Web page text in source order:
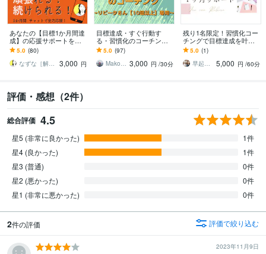
あなたの【目標1か月間達
成】の応援サポートをし
ます 【誰か人間に監視さ
れてるからこそ、頑張れ
る、続けられる！】
5.0 (80)
なずな［解きほぐし屋＆プロ応援屋］
3,000 円
目標達成・すぐ行動す
る・習慣化のコーチング
をします リピータさん（1
0回目〜）専用
5.0 (97)
Makoto Mishina（三品 誠） 3,000 円 /30分
残り1名限定！習慣化コー
チングで目標達成を叶え
ます あなたに合った習慣
作りで1ヶ月間徹底サポー
ト！
5.0 (1)
早起きコーチReBorn りぼん
5,000 円 /60分
評価・感想（2件）
総合評価 4.5
星5 (非常に良かった)
1件
星4 (良かった)
1件
星3 (普通)
0件
星2 (悪かった)
0件
星1 (非常に悪かった)
0件
2件の評価 評価で絞り込む
2023年11月9日